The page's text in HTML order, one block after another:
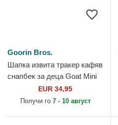
Goorin Bros.
Шапка извита тракер кафяв
снапбек за деца Goat Mini
The Farm от Goorin Bros.
EUR 34,95
Получи го 7 - 10 август